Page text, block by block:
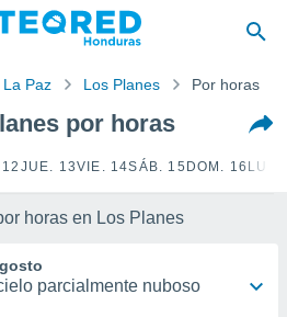
Paz Los Planes Por horas
por horas
JUE. 13VIE. 14SÁB. 15 DOM. 16
horas en Los Planes
parcialmente nuboso